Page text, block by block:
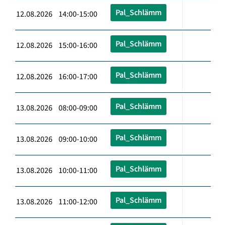
12.08.2026 14:00-15:00 Pal_Schlämm
12.08.2026 15:00-16:00 Pal_Schlämm
12.08.2026 16:00-17:00 Pal_Schlämm
13.08.2026 08:00-09:00 Pal_Schlämm
13.08.2026 09:00-10:00 Pal_Schlämm
13.08.2026 10:00-11:00 Pal_Schlämm
13.08.2026 11:00-12:00 Pal_Schlämm